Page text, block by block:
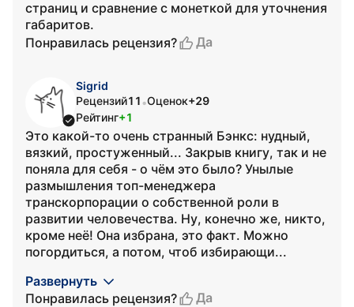
страниц и сравнение с монеткой для уточнения
габаритов.
Понравилась рецензия?
Да
Sigrid
Рецензий11 •Оценок+29
Рейтинг+1
Это какой-то очень странный Бэнкс: нудный,
вязкий, простуженный... Закрыв книгу, так и не
поняла для себя - о чём это было? Унылые
размышления топ-менеджера
транскорпорации о собственной роли в
развитии человечества. Ну, конечно же, никто,
кроме неё! Она избрана, это факт. Можно
погордиться, а потом, чтоб избирающи...
Развернуть
Понравилась рецензия?
Да